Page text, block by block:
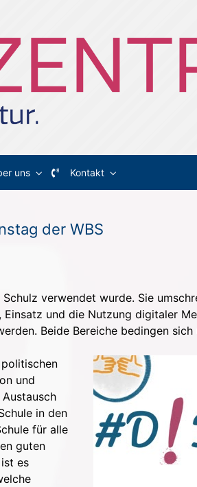
uns Kontakt
der WBS
verwendet wurde. Sie
Einsatz und die Nutzung digitaler
Beide Bereiche bedingen
und
in den
für alle
guten
es